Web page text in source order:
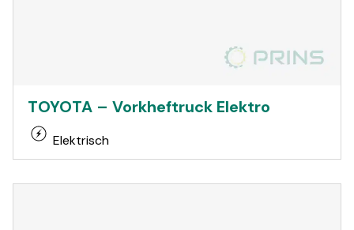
TOYOTA – Vorkheftruck Elektro
Elektrisch